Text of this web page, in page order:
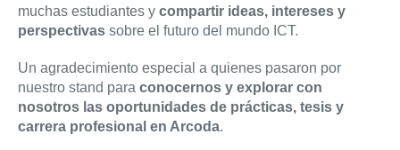
muchas estudiantes y compartir ideas, intereses y
perspectivas sobre el futuro del mundo ICT.
Un agradecimiento especial a quienes pasaron por
nuestro stand para conocernos y explorar con
nosotros las oportunidades de prácticas, tesis y
carrera profesional en Arcoda.